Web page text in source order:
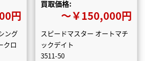
円
ング
クロ
買取価格:
〜￥150,000円
スピードマスター オートマチ
ックデイト
3511-50